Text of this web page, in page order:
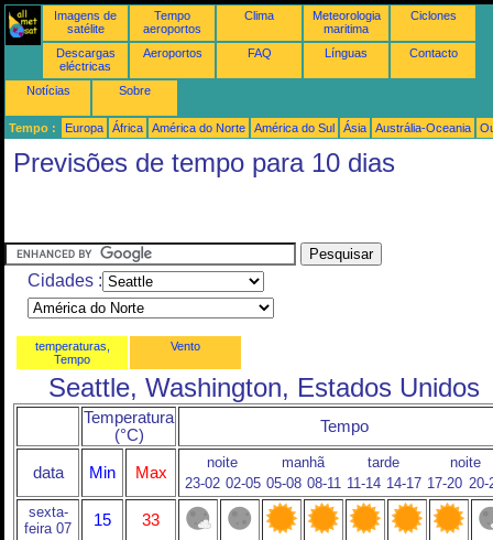
Imagens de
satélite
Tempo
aeroportos
Clima
Meteorologia
maritima
Ciclones
Descargas
eléctricas
Aeroportos FAQ Línguas Contacto
Notícias Sobre
Tempo : Europa África América do Norte América do Sul Ásia Austrália-Oceania
Previsões de tempo para 10 dias
Cidades :
temperaturas,
Tempo
Vento
Seattle, Washington, Estados Unidos
Temperatura
(°C)
Tempo
data Min Max
noite manhã tarde
noite
23-02 02-05 05-08 08-11 11-14 14-17 17-20 20-
sexta-
feira 07
15 33